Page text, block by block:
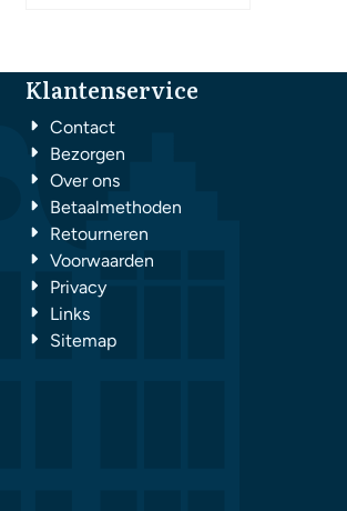
Klantenservice
Contact
Bezorgen
Over ons
Betaalmethoden
Retourneren
Voorwaarden
Privacy
Links
Sitemap